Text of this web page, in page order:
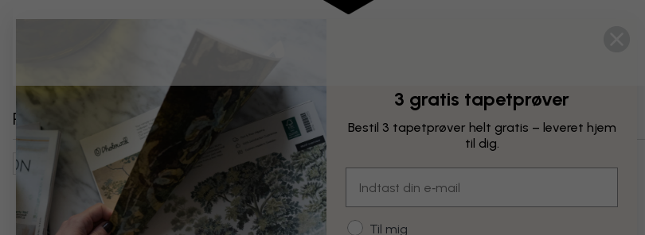
Relaterede kategorier
Kontor Natur Blomster Mælkebøtter Botanisk Kunst
3 gratis tapetprøver
Bestil 3 tapetprøver helt gratis – leveret hjem
til dig.
Customer type
Til mig